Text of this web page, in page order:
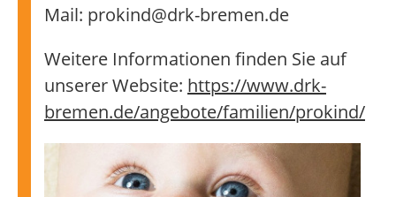
Mail: prokind@drk-bremen.de
Weitere Informationen finden Sie auf
unserer Website: https://www.drk-
bremen.de/angebote/familien/prokind/